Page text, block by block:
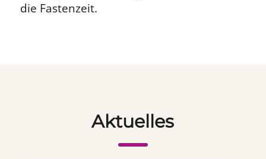
die Fastenzeit.
Aktuelles